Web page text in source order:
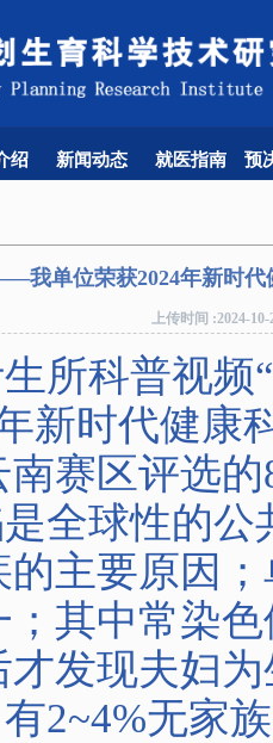
绍 新闻动态 就医指南 预
我单位荣获2024年新时代
上传时间 :2024-
科普视频“
新时代健康
赛区评选
球性的公
主要原因
；其中常染
发现夫妇
无家族